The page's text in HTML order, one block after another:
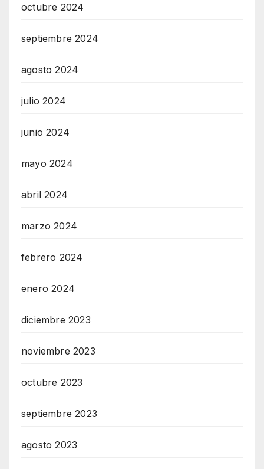
octubre 2024
septiembre 2024
agosto 2024
julio 2024
junio 2024
mayo 2024
abril 2024
marzo 2024
febrero 2024
enero 2024
diciembre 2023
noviembre 2023
octubre 2023
septiembre 2023
agosto 2023